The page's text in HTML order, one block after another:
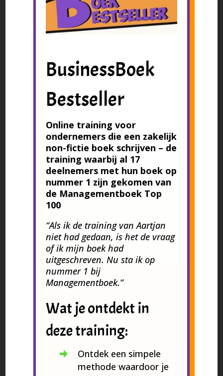
BusinessBoek
Bestseller
Online training voor
ondernemers die een zakelijk
non-fictie boek schrijven – de
training waarbij al 17
deelnemers met hun boek op
nummer 1 zijn gekomen van
de Managementboek Top
100
“Als ik de training van Aartjan
niet had gedaan, is het de vraag
of ik mijn boek had
uitgeschreven. Nu sta ik op
nummer 1 bij
Managementboek.”
Wat je ontdekt in
deze training:
Ontdek een simpele
methode waardoor je